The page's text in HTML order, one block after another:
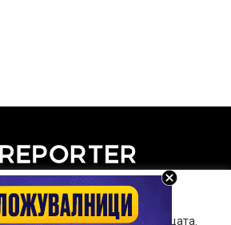
(cookies)
за оптимизирање на страницата.